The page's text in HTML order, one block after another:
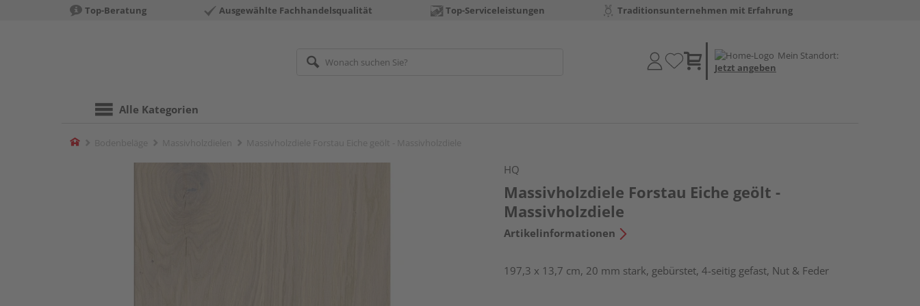
Top-Beratung Ausgewählte Fachhandelsqualität Top-Serviceleistungen Traditionsunternehmen mit Erfahrung
Mein Standort:
Jetzt angeben
Alle Kategorien
Home
HQ
Massivholzdiele Forstau Eiche geölt -
Massivholzdiele
Artikelinformationen
197,3 x 13,7 cm, 20 mm stark, gebürstet, 4-seitig gefast, Nut & Feder